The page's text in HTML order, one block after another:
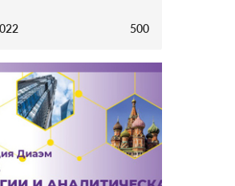
500